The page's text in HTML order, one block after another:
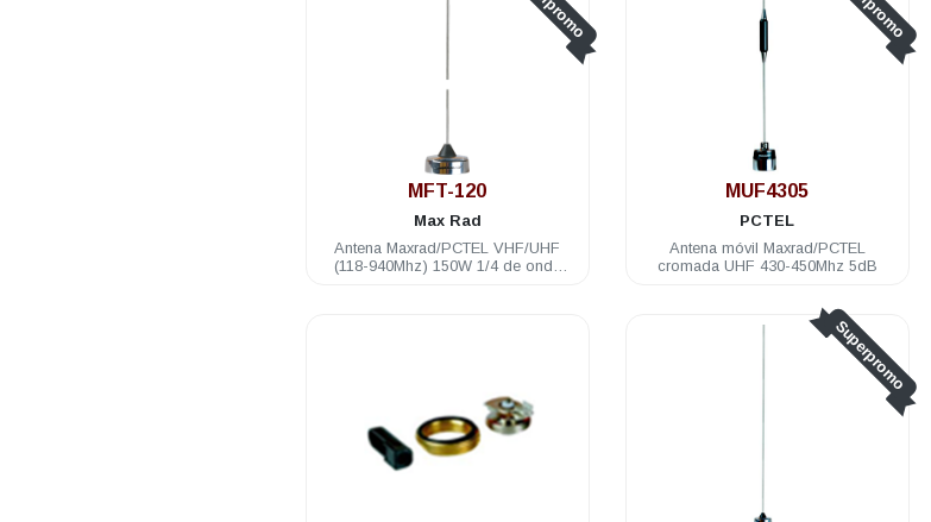
MFT-120
Max Rad
Antena Maxrad/PCTEL VHF/UHF
(118-940Mhz) 150W 1/4 de onda
MUF4305
PCTEL
Antena móvil Maxrad/PCTEL
cromada UHF 430-450Mhz 5dB
Superpromo